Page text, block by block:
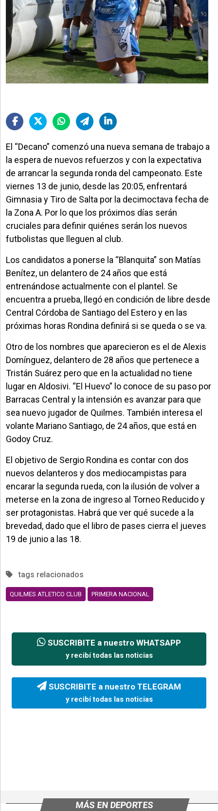
El “Decano” comenzó una nueva semana de trabajo a
la espera de nuevos refuerzos y con la expectativa
de arrancar la segunda ronda del campeonato. Este
viernes 13 de junio, desde las 20:05, enfrentará
Gimnasia y Tiro de Salta por la decimoctava fecha de
la Zona A. Por lo que los próximos días serán
cruciales para definir quiénes serán los nuevos
futbolistas que lleguen al club.
Los candidatos a ponerse la “Blanquita” son Matías
Benítez, un delantero de 24 años que está
entrenándose actualmente con el plantel. Se
encuentra a prueba, llegó en condición de libre desde
Central Córdoba de Santiago del Estero y en las
próximas horas Rondina definirá si se queda o se va.
Otro de los nombres que aparecieron es el de Alexis
Domínguez, delantero de 28 años que pertenece a
Tristán Suárez pero que en la actualidad no tiene
lugar en Aldosivi. “El Huevo” lo conoce de su paso por
Barracas Central y la intensión es avanzar para que
sea nuevo jugador de Quilmes. También interesa el
volante Mariano Santiago, de 24 años, que está en
Godoy Cruz.
El objetivo de Sergio Rondina es contar con dos
nuevos delanteros y dos mediocampistas para
encarar la segunda rueda, con la ilusión de volver a
meterse en la zona de ingreso al Torneo Reducido y
ser protagonistas. Habrá que ver qué sucede a la
brevedad, dado que el libro de pases cierra el jueves
19 de junio a las 18.
tags relacionados
QUILMES ATLETICO CLUB PRIMERA NACIONAL
SUSCRIBITE a nuestro WHATSAPP
y recibí todas las noticias
SUSCRIBITE a nuestro TELEGRAM
y recibí todas las noticias
MÁS EN DEPORTES